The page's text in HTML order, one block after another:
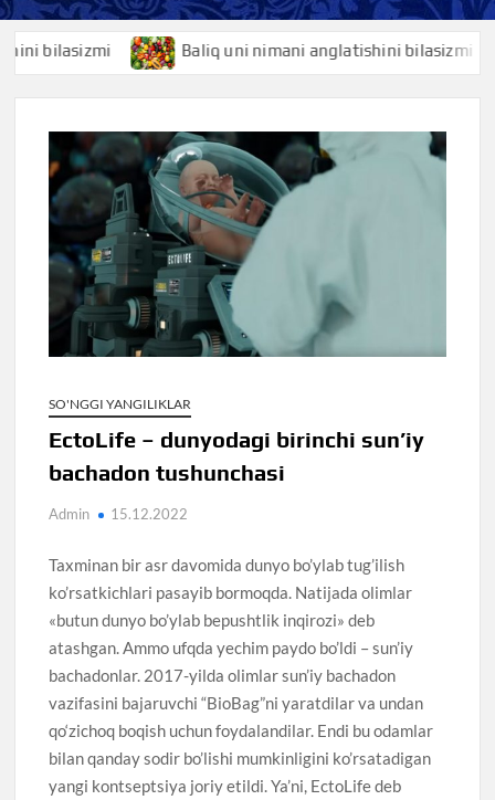
Baliq uni nimani anglatishini bilasizmi
SO'NGGI YANGILIKLAR
EctoLife – dunyodagi birinchi sun’iy
bachadon tushunchasi
Admin 15.12.2022
Taxminan bir asr davomida dunyo bo’ylab tug’ilish
ko’rsatkichlari pasayib bormoqda. Natijada olimlar
«butun dunyo bo’ylab bepushtlik inqirozi» deb
atashgan. Ammo ufqda yechim paydo bo’ldi – sun’iy
bachadonlar. 2017-yilda olimlar sun’iy bachadon
vazifasini bajaruvchi “BioBag”ni yaratdilar va undan
qo‘zichoq boqish uchun foydalandilar. Endi bu odamlar
bilan qanday sodir bo’lishi mumkinligini ko’rsatadigan
yangi kontseptsiya joriy etildi. Ya’ni, EctoLife deb